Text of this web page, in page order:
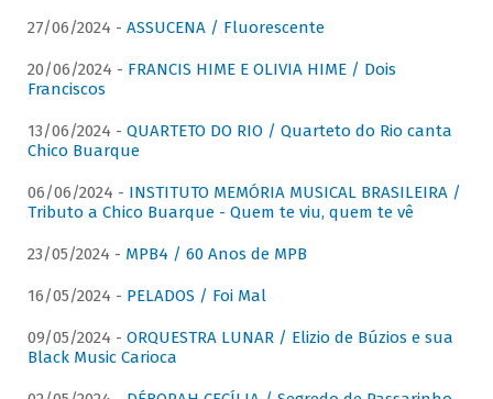
27/06/2024 - ASSUCENA / Fluorescente
20/06/2024 - FRANCIS HIME E OLIVIA HIME / Dois
Franciscos
13/06/2024 - QUARTETO DO RIO / Quarteto do Rio canta
Chico Buarque
06/06/2024 - INSTITUTO MEMÓRIA MUSICAL BRASILEIRA /
Tributo a Chico Buarque - Quem te viu, quem te vê
23/05/2024 - MPB4 / 60 Anos de MPB
16/05/2024 - PELADOS / Foi Mal
09/05/2024 - ORQUESTRA LUNAR / Elizio de Búzios e sua
Black Music Carioca